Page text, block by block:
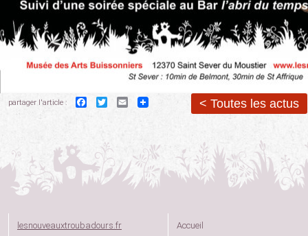
partager l'article : Facebook
TwitterEmail < Toutes les actus
lesnouveauxtroubadours.fr
Accueil